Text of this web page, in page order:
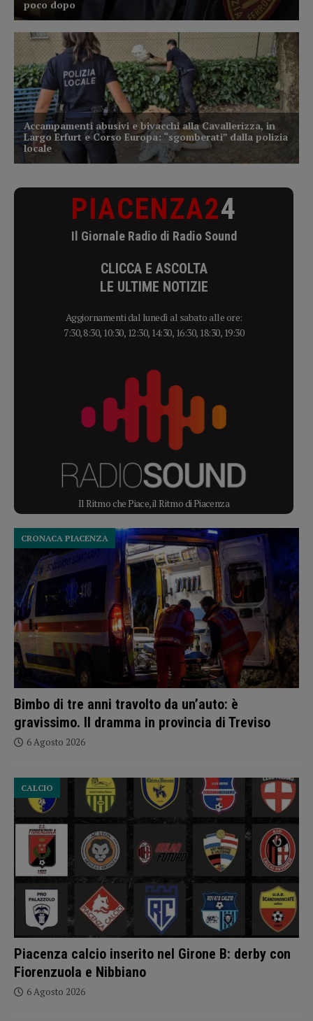
PIACENZA24
Il Giornale Radio di Radio Sound
CLICCA E ASCOLTA
LE ULTIME NOTIZIE
Aggiornamenti dal lunedì al sabato alle ore:
7:30, 8:30, 10:30, 12:30, 14:30, 16:30, 18:30, 19:30
Il Ritmo che Piace, il Ritmo di Piacenza
Bimbo di tre anni travolto da un’auto: è
gravissimo. Il dramma in provincia di Treviso
CRONACA PIACENZA
6 Agosto 2026
Piacenza calcio inserito nel Girone B: derby con
Fiorenzuola e Nibbiano
CALCIO
6 Agosto 2026